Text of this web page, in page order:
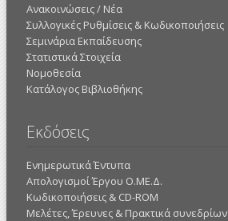
Ανακοινώσεις / Νέα
Συλλογικές Ρυθμίσεις & Κωδικοποιήσεις
Σεμινάρια Εκπαίδευσης
Στατιστικά Στοιχεία
Νομοθεσία
Κατάλογος Βιβλιοθήκης
Εκδόσεις
Ενημερωτικά Έντυπα
Απολογισμοί Έργου Ο.ΜΕ.Δ.
Κωδικοποιήσεις & CD-ROM
Mελέτες, Έρευνες & Πρακτικά συνεδρίων